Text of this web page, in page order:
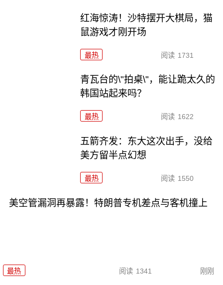
红海惊涛！沙特摆开大棋局，猫
鼠游戏才刚开场
最热 阅读 1731
青瓦台的\"拍桌\"，能让跪太久的
韩国站起来吗？
最热 阅读 1622
五箭齐发：东大这次出手，没给
美方留半点幻想
最热 阅读 1550
美空管漏洞再暴露！特朗普专机差点与客机撞上
最热 阅读 1341 刚刚